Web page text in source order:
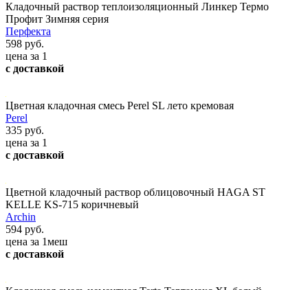
Кладочный раствор теплоизоляционный Линкер Термо
Профит Зимняя серия
Перфекта
598 руб.
цена за 1
с доставкой
Цветная кладочная смесь Perel SL лето кремовая
Perel
335 руб.
цена за 1
с доставкой
Цветной кладочный раствор облицовочный HAGA ST
KELLE KS-715 коричневый
Archin
594 руб.
цена за 1меш
с доставкой